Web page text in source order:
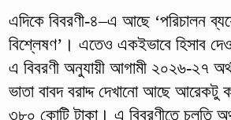
এদিকে বিবরণী-৪–এ আছে ‘পরিচালন
বিশ্লেষণ’। এতেও একইভাবে হিসাব
এ বিবরণী অনুযায়ী আগামী ২০২৬-২৭
ভাতা বাবদ বরাদ্দ দেখানো আছে আরেকটু
৩৮০ কোটি টাকা। এ বিবরণীতে চলতি